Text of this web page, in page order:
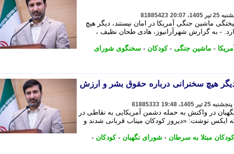
81885423
ماشین جنگی آمریکا در امان نیستند، دیگر هیچ
- به گزارش شهرآرانیوز، هادی طحان نظیف ،
آمریکا - ماشین جنگی -کودکان - سخنگوی شورای
هیچ سخنرانی درباره حقوق بشر و ارزش
81885333
در واکنش به حمله دشمن آمریکایی به نقاطی در
ایکس نوشت: «دیروز کودکان میناب قربانی شدند و
کودکان مبتلا به سرطان - شورای نگهبان -کودکان -